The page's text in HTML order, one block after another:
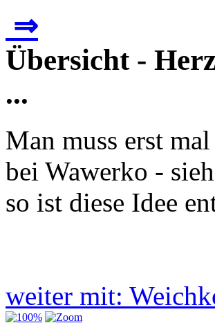
⇒
Übersicht -
...
Man muss erst
bei Wawerko -
so ist diese Idee
weiter mit: